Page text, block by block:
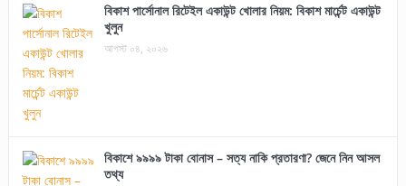
বিকাশ পার্সোনাল রিটেইল একাউন্ট খোলার নিয়ম: বিকাশ মার্চেন্ট একাউন্ট
খুলুন
আগস্ট ০৪, ২০২৬
বিকাশে ৯৯৯৯ টাকা বোনাস – সত্য নাকি প্রতারণা? জেনে নিন আসল
তথ্য